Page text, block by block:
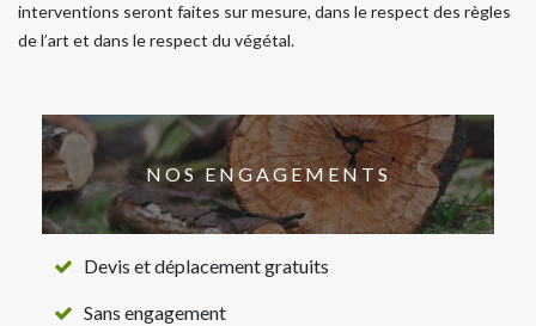
interventions seront faites sur mesure, dans le respect des règles
de l’art et dans le respect du végétal.
NOS ENGAGEMENTS
Devis et déplacement gratuits
Sans engagement